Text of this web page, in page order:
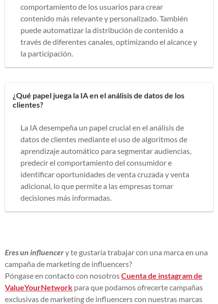
comportamiento de los usuarios para crear
contenido más relevante y personalizado. También
puede automatizar la distribución de contenido a
través de diferentes canales, optimizando el alcance y
la participación.
¿Qué papel juega la IA en el análisis de datos de los
clientes?
La IA desempeña un papel crucial en el análisis de
datos de clientes mediante el uso de algoritmos de
aprendizaje automático para segmentar audiencias,
predecir el comportamiento del consumidor e
identificar oportunidades de venta cruzada y venta
adicional, lo que permite a las empresas tomar
decisiones más informadas.
Eres un influencery te gustaría trabajar con una marca en una
campaña de marketing de influencers?
Póngase en contacto con nosotrosCuenta de instagram de
ValueYourNetwork para que podamos ofrecerte campañas
exclusivas de marketing de influencers con nuestras marcas